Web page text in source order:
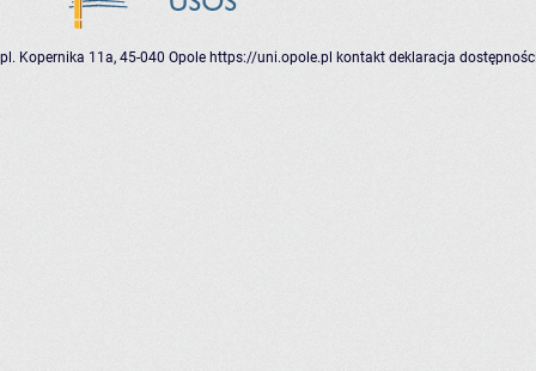
pl. Kopernika 11a, 45-040 Opole https://uni.opole.pl kontakt deklaracja